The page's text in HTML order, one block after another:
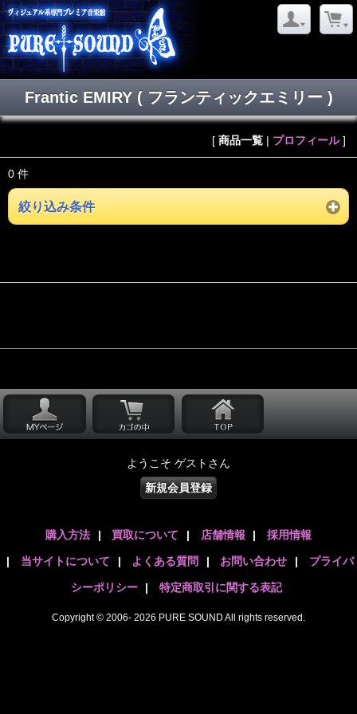
Frantic EMIRY ( フランティックエミリー )
[ 商品一覧 | プロフィール]
0 件
絞り込み条件
ようこそ ゲストさん
新規会員登録
購入方法 | 買取について | 店舗情報 | 採用情報
| 当サイトについて | よくある質問 | お問い合わせ | プライバ
シーポリシー | 特定商取引に関する表記
Copyright © 2006- 2026 PURE SOUND All rights reserved.